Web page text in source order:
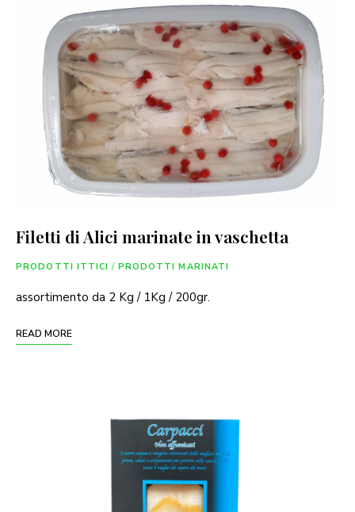
Filetti di Alici marinate in vaschetta
PRODOTTI ITTICI / PRODOTTI MARINATI
assortimento da 2 Kg / 1Kg / 200gr.
READ MORE